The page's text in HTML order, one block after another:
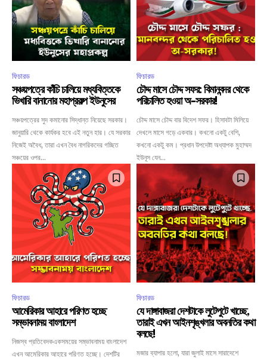
ফিচারড
সঞ্চয়পত্রে কাঁচি চালিয়ে মধ্যবিত্তকে
ভিখারি বানানোর মহাপ্রকল্প ইউনুসের
সঞ্চয়পত্রের সুদ কমানোর সিদ্ধান্ত নিয়েছে সরকার।
জানুয়ারি থেকে কার্যকর হবে এই নতুন হার। যে সরকার
নিজেই অবৈধ, তারা এখন বৈধ নাগরিকদের গচ্ছিত
সঞ্চয়ের ওপর...
ফিচারড
চৌদ্দ মাসে চৌদ্দ সফর: বিমানবন্দর থেকে
পরিচালিত হওয়া অ-সরকার!
চৌদ্দ মাসে চৌদ্দ বার বিদেশ সফর। হিসাবটা মিলিয়ে
দেখলে মাসে গড়ে একবার। কখনো একটু বেশি,
কখনো একটু কম। প্রধান উপদেষ্টা অধ্যাপক মুহাম্মদ
ইউনূস যেন...
ফিচারড
আমেরিকার আহারে পরিণত হচ্ছে
সম্ভাবনাময় বাংলাদেশ
নিজস্ব প্রতিবেদকএকসময়ের সম্ভাবনাময় বাংলাদেশ
এখন আমেরিকার আহারে পরিণত হচ্ছে। দেশটির
ফিচারড
যে দাঙ্গাবাজরা দেশটাকে লুটেপুটে খাচ্ছে,
তারাই এখন আইনশৃঙ্খলার অবনতির কথা
বলছে!
মজার ব্যাপার হলো, যারা জুলাই মাসে সারাদেশে